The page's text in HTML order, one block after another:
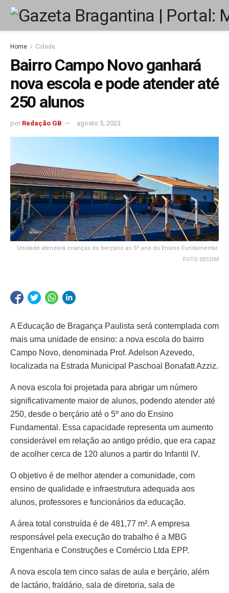
Home Cidade
Bairro Campo Novo ganhará
nova escola e pode atender até
250 alunos
por Redação GB agosto 5, 2023
Unidade atenderá crianças do berçário ao 5º ano do Ensino Fundamental.
FOTO SECOM
A Educação de Bragança Paulista será contemplada com
mais uma unidade de ensino: a nova escola do bairro
Campo Novo, denominada Prof. Adelson Azevedo,
localizada na Estrada Municipal Paschoal Bonafatt Azziz.
A nova escola foi projetada para abrigar um número
significativamente maior de alunos, podendo atender até
250, desde o berçário até o 5º ano do Ensino
Fundamental. Essa capacidade representa um aumento
considerável em relação ao antigo prédio, que era capaz
de acolher cerca de 120 alunos a partir do Infantil IV.
O objetivo é de melhor atender a comunidade, com
ensino de qualidade e infraestrutura adequada aos
alunos, professores e funcionários da educação.
A área total construída é de 481,77 m². A empresa
responsável pela execução do trabalho é a MBG
Engenharia e Construções e Comércio Ltda EPP.
A nova escola tem cinco salas de aula e berçário, além
de lactário, fraldário, sala de diretoria, sala de